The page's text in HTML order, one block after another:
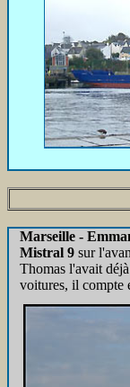
Marseille -
Mistral 9 sur
Thomas l'avait
voitures, il compte